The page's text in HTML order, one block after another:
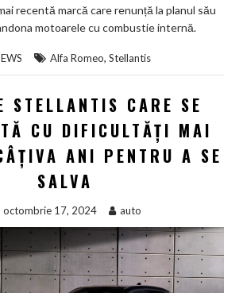
recentă marcă care renunță la planul său
motoarele cu combustie internă.
Alfa Romeo, Stellantis
STELLANTIS CARE SE
CU DIFICULTĂȚI MAI
ANI PENTRU A SE
SALVA
octombrie 17, 2024 auto